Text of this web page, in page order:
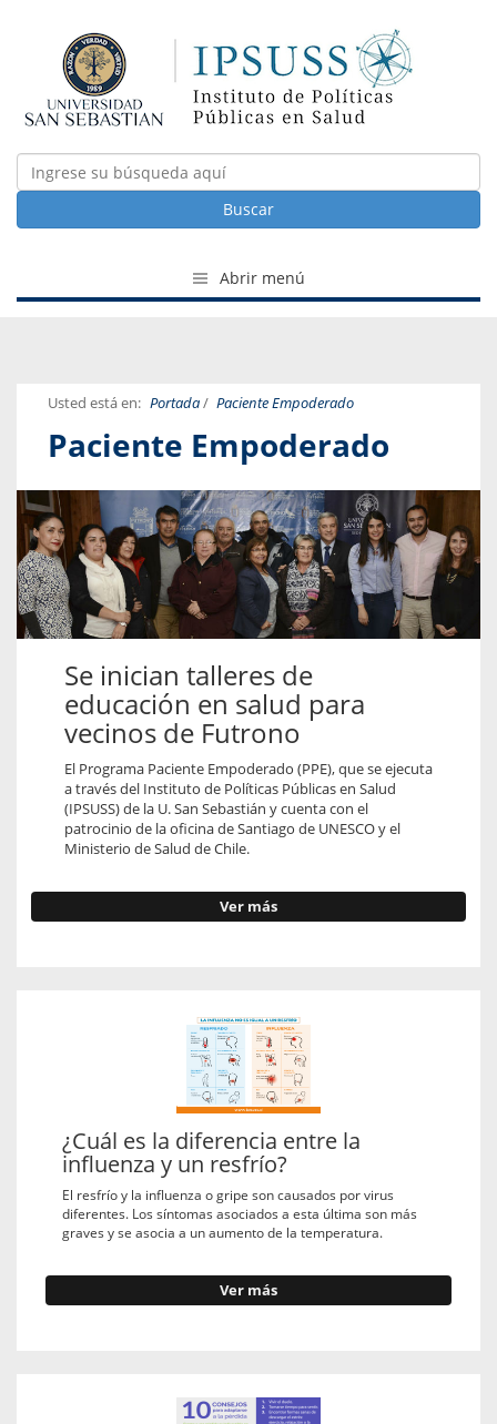
Buscar
Abrir menú
Usted está en: Portada/ Paciente Empoderado
Paciente Empoderado
Se inician talleres de
educación en salud para
vecinos de Futrono
El Programa Paciente Empoderado (PPE), que se ejecuta
a través del Instituto de Políticas Públicas en Salud
(IPSUSS) de la U. San Sebastián y cuenta con el
patrocinio de la oficina de Santiago de UNESCO y el
Ministerio de Salud de Chile.
Ver más
¿Cuál es la diferencia entre la
influenza y un resfrío?
El resfrío y la influenza o gripe son causados por virus
diferentes. Los síntomas asociados a esta última son más
graves y se asocia a un aumento de la temperatura.
Ver más